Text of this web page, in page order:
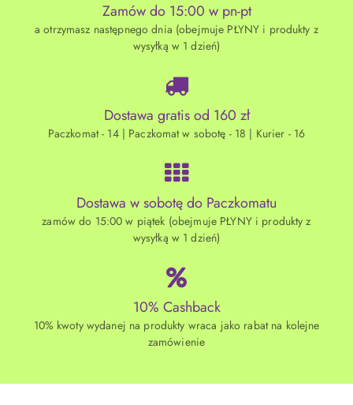
Zamów do 15:00 w pn-pt
a otrzymasz następnego dnia (obejmuje PŁYNY i produkty z
wysyłką w 1 dzień)
Dostawa gratis od 160 zł
Paczkomat - 14 | Paczkomat w sobotę - 18 | Kurier - 16
Dostawa w sobotę do Paczkomatu
zamów do 15:00 w piątek (obejmuje PŁYNY i produkty z
wysyłką w 1 dzień)
10% Cashback
10% kwoty wydanej na produkty wraca jako rabat na kolejne
zamówienie